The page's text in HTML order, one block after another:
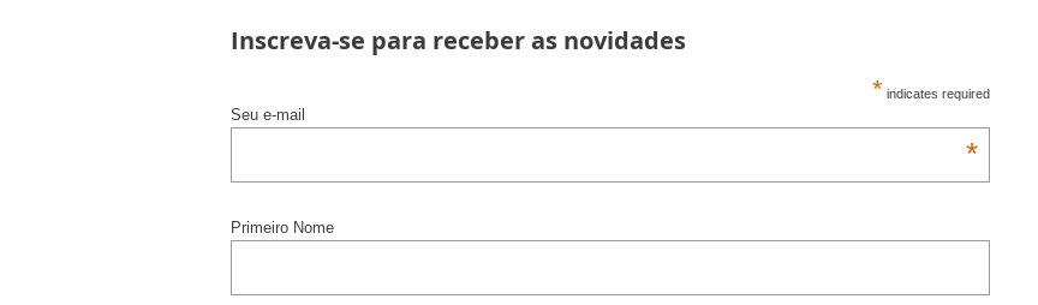
Inscreva-se para receber as novidades
* indicates required
Seu e-mail
*
Primeiro Nome